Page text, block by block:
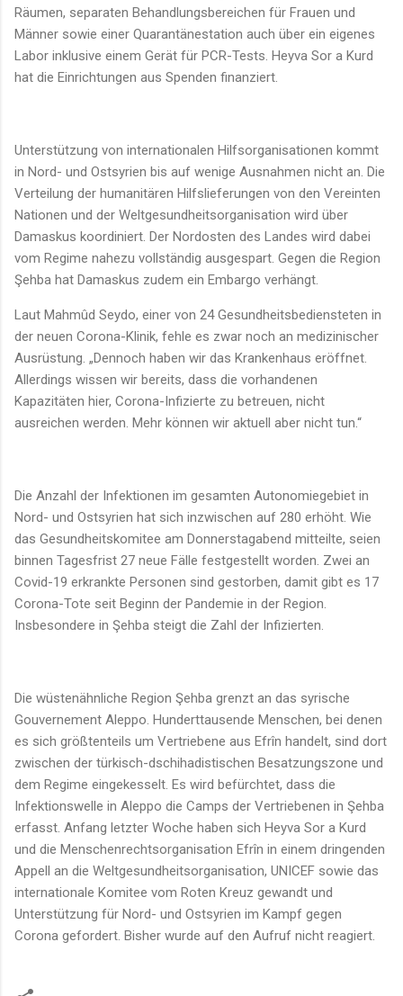
Räumen, separaten Behandlungsbereichen für Frauen und
Männer sowie einer Quarantänestation auch über ein eigenes
Labor inklusive einem Gerät für PCR-Tests. Heyva Sor a Kurd
hat die Einrichtungen aus Spenden finanziert.
Unterstützung von internationalen Hilfsorganisationen kommt
in Nord- und Ostsyrien bis auf wenige Ausnahmen nicht an. Die
Verteilung der humanitären Hilfslieferungen von den Vereinten
Nationen und der Weltgesundheitsorganisation wird über
Damaskus koordiniert. Der Nordosten des Landes wird dabei
vom Regime nahezu vollständig ausgespart. Gegen die Region
Şehba hat Damaskus zudem ein Embargo verhängt.
Laut Mahmûd Seydo, einer von 24 Gesundheitsbediensteten in
der neuen Corona-Klinik, fehle es zwar noch an medizinischer
Ausrüstung. „Dennoch haben wir das Krankenhaus eröffnet.
Allerdings wissen wir bereits, dass die vorhandenen
Kapazitäten hier, Corona-Infizierte zu betreuen, nicht
ausreichen werden. Mehr können wir aktuell aber nicht tun.“
Die Anzahl der Infektionen im gesamten Autonomiegebiet in
Nord- und Ostsyrien hat sich inzwischen auf 280 erhöht. Wie
das Gesundheitskomitee am Donnerstagabend mitteilte, seien
binnen Tagesfrist 27 neue Fälle festgestellt worden. Zwei an
Covid-19 erkrankte Personen sind gestorben, damit gibt es 17
Corona-Tote seit Beginn der Pandemie in der Region.
Insbesondere in Şehba steigt die Zahl der Infizierten.
Die wüstenähnliche Region Şehba grenzt an das syrische
Gouvernement Aleppo. Hunderttausende Menschen, bei denen
es sich größtenteils um Vertriebene aus Efrîn handelt, sind dort
zwischen der türkisch-dschihadistischen Besatzungszone und
dem Regime eingekesselt. Es wird befürchtet, dass die
Infektionswelle in Aleppo die Camps der Vertriebenen in Şehba
erfasst. Anfang letzter Woche haben sich Heyva Sor a Kurd
und die Menschenrechtsorganisation Efrîn in einem dringenden
Appell an die Weltgesundheitsorganisation, UNICEF sowie das
internationale Komitee vom Roten Kreuz gewandt und
Unterstützung für Nord- und Ostsyrien im Kampf gegen
Corona gefordert. Bisher wurde auf den Aufruf nicht reagiert.